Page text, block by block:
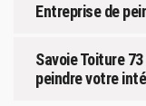
Entreprise de
Savoie Toiture
peindre votre